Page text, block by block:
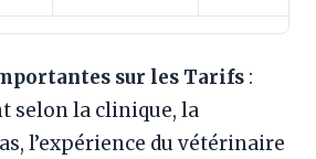
sur les Tarifs :
selon la clinique, la
l’expérience du vétérinaire